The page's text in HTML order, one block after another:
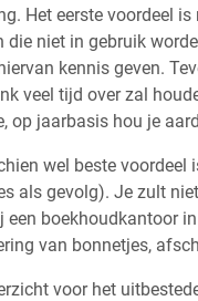
Het eerste voordeel
niet in gebruik
kennis geven.
veel tijd over zal
op jaarbasis hou je
wel beste
als gevolg). Je zult
een boekhoudkantoor
van bonnetjes,
voor het